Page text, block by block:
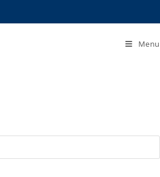
Menu